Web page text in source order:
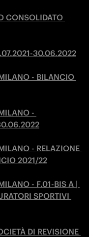
CONSOLIDATO
30.06.2022
- BILANCIO
-
- RELAZIONE
2021/22
- F.01-BIS A |
SPORTIVI
DI REVISIONE